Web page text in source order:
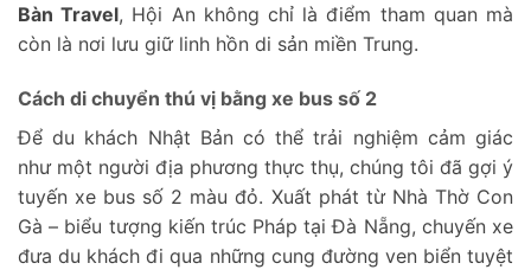
Bàn Travel, Hội An không chỉ là điểm tham quan mà
còn là nơi lưu giữ linh hồn di sản miền Trung.
Cách di chuyển thú vị bằng xe bus số 2
Để du khách Nhật Bản có thể trải nghiệm cảm giác
như một người địa phương thực thụ, chúng tôi đã gợi ý
tuyến xe bus số 2 màu đỏ. Xuất phát từ Nhà Thờ Con
Gà – biểu tượng kiến trúc Pháp tại Đà Nẵng, chuyến xe
đưa du khách đi qua những cung đường ven biển tuyệt